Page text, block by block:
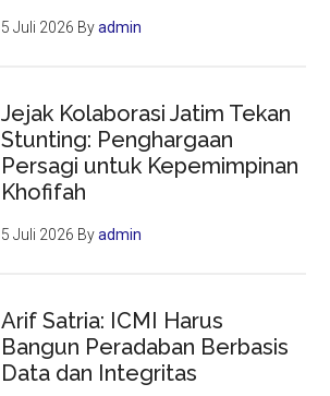
5 Juli 2026 Byadmin
Jejak Kolaborasi Jatim Tekan
Stunting: Penghargaan
Persagi untuk Kepemimpinan
Khofifah
5 Juli 2026 Byadmin
Arif Satria: ICMI Harus
Bangun Peradaban Berbasis
Data dan Integritas